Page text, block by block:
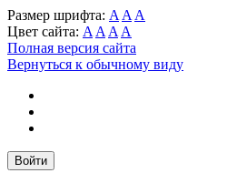
Размер шрифта: A A A
Цвет сайта: A A A A
Полная версия сайта
Вернуться к обычному виду
Войти